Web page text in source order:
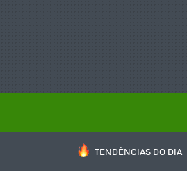
TENDÊNCIAS DO DIA